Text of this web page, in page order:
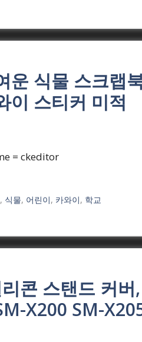
운 식물 스크랩
이 스티커 미적
= ckeditor
, 식물, 어린이, 카와이, 학교
콘 스탠드 커버
X200 SM-